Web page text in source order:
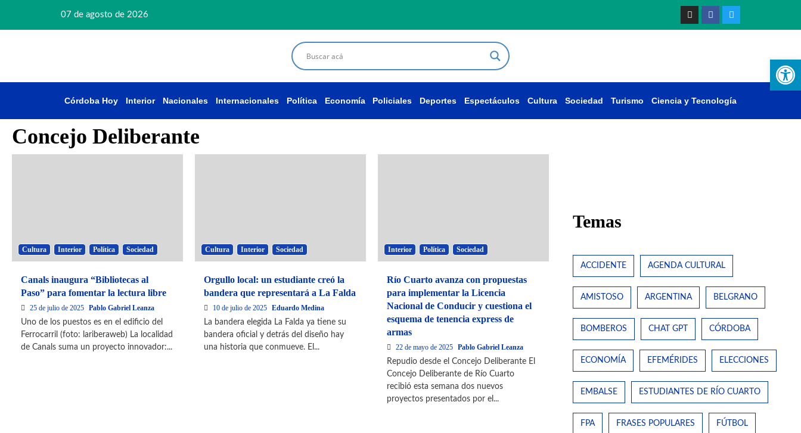
07 de agosto de 2026
Córdoba Hoy Interior Nacionales Internacionales Política Economía Policiales Deportes Espectáculos Cultura Sociedad Turismo Ciencia y Tecnología
Concejo Deliberante
Cultura Interior Política Sociedad
Canals inaugura “Bibliotecas al
Paso” para fomentar la lectura libre
25 de julio de 2025 Pablo Gabriel Leanza
Uno de los puestos es en el edificio del
Ferrocarril (foto: lariberaweb) La localidad
de Canals suma un proyecto innovador:...
Cultura Interior Sociedad
Orgullo local: un estudiante creó la
bandera que representará a La Falda
10 de julio de 2025 Eduardo Medina
La bandera elegida La Falda ya tiene su
bandera oficial y detrás del diseño hay
una historia que conmueve. El...
Interior Política Sociedad
Río Cuarto avanza con propuestas
para implementar la Licencia
Nacional de Conducir y cuestiona el
esquema de tenencia express de
armas
22 de mayo de 2025 Pablo Gabriel Leanza
Repudio desde el Concejo Deliberante El
Concejo Deliberante de Río Cuarto
recibió esta semana dos nuevos
proyectos presentados por el...
Temas
ACCIDENTE AGENDA CULTURAL
AMISTOSO ARGENTINA BELGRANO
BOMBEROS CHAT GPT CÓRDOBA
ECONOMÍA EFEMÉRIDES ELECCIONES
EMBALSE ESTUDIANTES DE RÍO CUARTO
FPA FRASES POPULARES FÚTBOL